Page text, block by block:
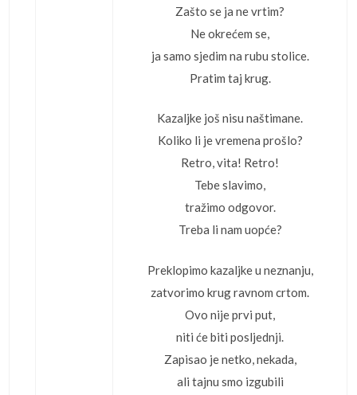
Zašto se ja ne vrtim?
Ne okrećem se,
ja samo sjedim na rubu stolice.
Pratim taj krug.
Kazaljke još nisu naštimane.
Koliko li je vremena prošlo?
Retro, vita! Retro!
Tebe slavimo,
tražimo odgovor.
Treba li nam uopće?
Preklopimo kazaljke u neznanju,
zatvorimo krug ravnom crtom.
Ovo nije prvi put,
niti će biti posljednji.
Zapisao je netko, nekada,
ali tajnu smo izgubili